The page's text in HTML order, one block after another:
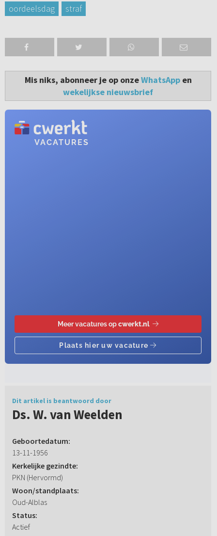
oordeelsdag
straf
Mis niks, abonneer je op onzeWhatsAppen
wekelijkse nieuwsbrief
Dit artikel is beantwoord door
Ds. W. van Weelden
Geboortedatum:
13-11-1956
Kerkelijke gezindte:
PKN (Hervormd)
Woon/standplaats:
Oud-Alblas
Status:
Actief